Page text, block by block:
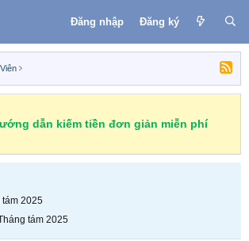
Đăng nhập Đăng ký
dẫn kiếm tiền đơn giản miễn phí
2025
tám 2025